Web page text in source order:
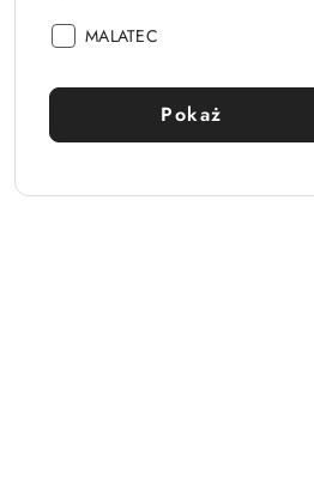
Producent:
MALATEC
Pokaż